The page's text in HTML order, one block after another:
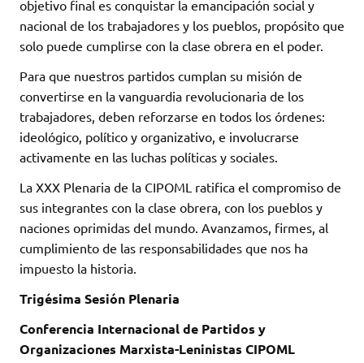
objetivo final es conquistar la emancipación social y
nacional de los trabajadores y los pueblos, propósito que
solo puede cumplirse con la clase obrera en el poder.
Para que nuestros partidos cumplan su misión de
convertirse en la vanguardia revolucionaria de los
trabajadores, deben reforzarse en todos los órdenes:
ideológico, político y organizativo, e involucrarse
activamente en las luchas políticas y sociales.
La XXX Plenaria de la CIPOML ratifica el compromiso de
sus integrantes con la clase obrera, con los pueblos y
naciones oprimidas del mundo. Avanzamos, firmes, al
cumplimiento de las responsabilidades que nos ha
impuesto la historia.
Trigésima Sesión Plenaria
Conferencia Internacional de Partidos y
Organizaciones Marxista-Leninistas CIPOML